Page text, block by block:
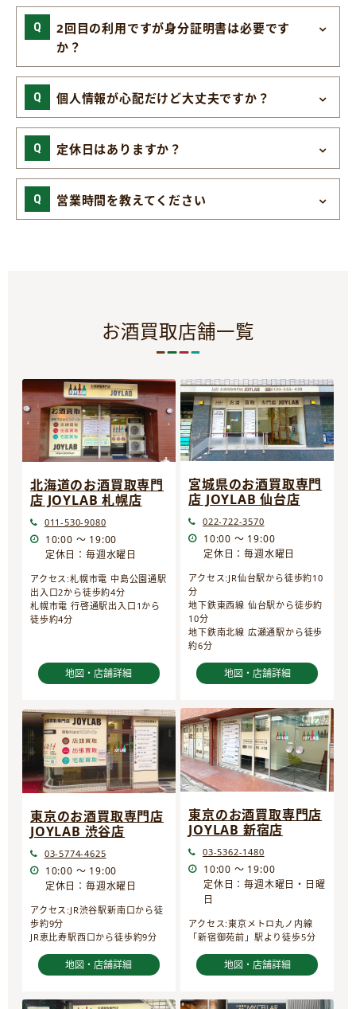
2回目の利用ですが身分証明書は必要です
か？
個人情報が心配だけど大丈夫ですか？
定休日はありますか？
営業時間を教えてください
お酒買取店舗一覧
北海道のお酒買取専門
店 JOYLAB 札幌店
011-530-9080
10:00 ～ 19:00
定休日：毎週水曜日
アクセス:札幌市電 中島公園通駅
出入口2から徒歩約4分
札幌市電 行啓通駅出入口1から
徒歩約4分
地図・店舗詳細
宮城県のお酒買取専門
店 JOYLAB 仙台店
022-722-3570
10:00 ～ 19:00
定休日：毎週水曜日
アクセス:JR仙台駅から徒歩約10
分
地下鉄東西線 仙台駅から徒歩約
10分
地下鉄南北線 広瀬通駅から徒歩
約6分
地図・店舗詳細
東京のお酒買取専門店
JOYLAB 渋谷店
03-5774-4625
10:00 ～ 19:00
定休日：毎週水曜日
アクセス:JR渋谷駅新南口から徒
歩約9分
JR恵比寿駅西口から徒歩約9分
地図・店舗詳細
東京のお酒買取専門店
JOYLAB 新宿店
03-5362-1480
10:00 ～ 19:00
定休日：毎週木曜日・日曜
日
アクセス:東京メトロ丸ノ内線
「新宿御苑前」駅より徒歩5分
地図・店舗詳細